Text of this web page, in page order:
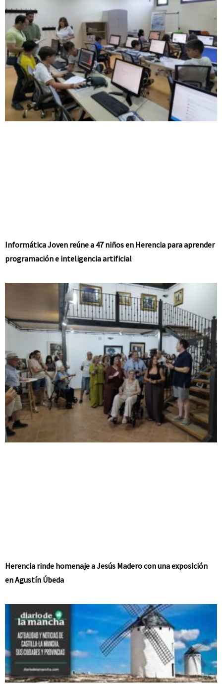
Informática Joven reúne a 47 niños en Herencia para aprender
programación e inteligencia artificial
Herencia rinde homenaje a Jesús Madero con una exposición
en Agustín Úbeda